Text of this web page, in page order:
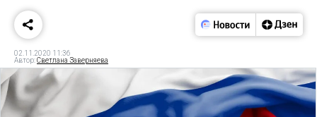
02.11.2020 11:36
Автор:Светлана Заверняева